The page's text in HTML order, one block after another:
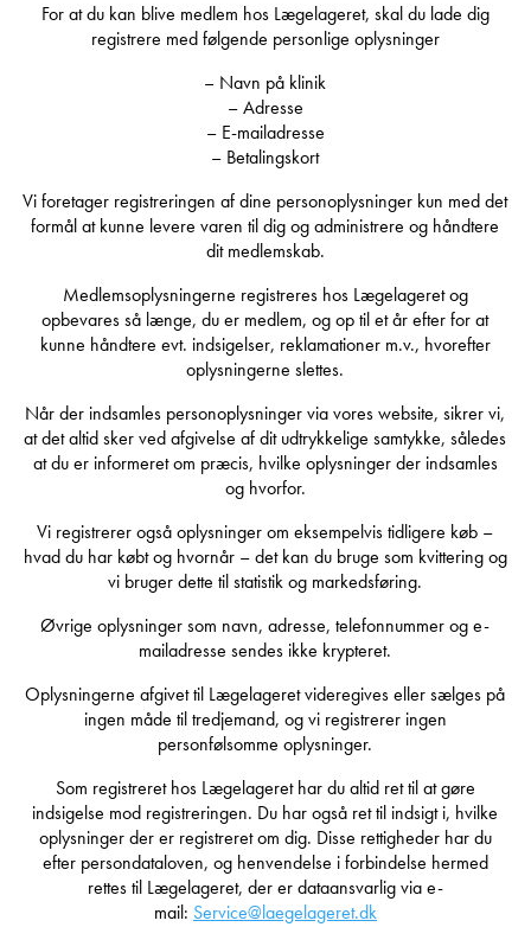
For at du kan blive medlem hos Lægelageret, skal du lade dig
registrere med følgende personlige oplysninger
– Navn på klinik
– Adresse
– E-mailadresse
– Betalingskort
Vi foretager registreringen af dine personoplysninger kun med det
formål at kunne levere varen til dig og administrere og håndtere
dit medlemskab.
Medlemsoplysningerne registreres hos Lægelageret og
opbevares så længe, du er medlem, og op til et år efter for at
kunne håndtere evt. indsigelser, reklamationer m.v., hvorefter
oplysningerne slettes.
Når der indsamles personoplysninger via vores website, sikrer vi,
at det altid sker ved afgivelse af dit udtrykkelige samtykke, således
at du er informeret om præcis, hvilke oplysninger der indsamles
og hvorfor.
Vi registrerer også oplysninger om eksempelvis tidligere køb –
hvad du har købt og hvornår – det kan du bruge som kvittering og
vi bruger dette til statistik og markedsføring.
Øvrige oplysninger som navn, adresse, telefonnummer og e-
mailadresse sendes ikke krypteret.
Oplysningerne afgivet til Lægelageret videregives eller sælges på
ingen måde til tredjemand, og vi registrerer ingen
personfølsomme oplysninger.
Som registreret hos Lægelageret har du altid ret til at gøre
indsigelse mod registreringen. Du har også ret til indsigt i, hvilke
oplysninger der er registreret om dig. Disse rettigheder har du
efter persondataloven, og henvendelse i forbindelse hermed
rettes til Lægelageret, der er dataansvarlig via e-
mail: Service@laegelageret.dk